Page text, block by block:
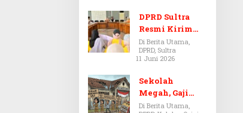
Pendidikan
DPRD Sultra
Resmi Kirim
Aspirasi Tolak
Peraturan
BPOM No. 5
Tahun 2026 ke
Komisi IX DPR
Di Berita Utama,
DPRD, Sultra
11 Juni 2026
Sekolah
Megah, Gaji
Guru Berdarah-
Di Berita Utama,